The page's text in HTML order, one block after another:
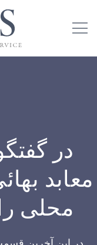
در
معابد
محلی